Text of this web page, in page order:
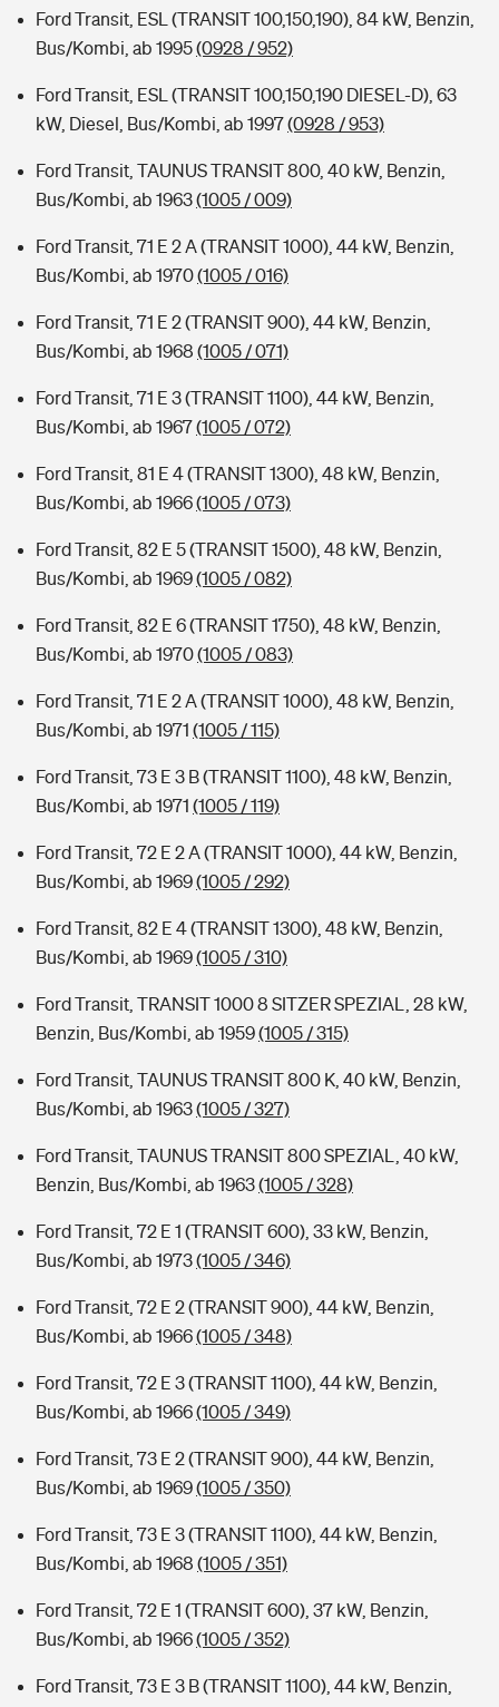
Ford Transit, ESL (TRANSIT 100,150,190), 84 kW, Benzin,
Bus/Kombi, ab 1995(0928 / 952)
Ford Transit, ESL (TRANSIT 100,150,190 DIESEL-D), 63
kW, Diesel, Bus/Kombi, ab 1997(0928 / 953)
Ford Transit, TAUNUS TRANSIT 800, 40 kW, Benzin,
Bus/Kombi, ab 1963(1005 / 009)
Ford Transit, 71 E 2 A (TRANSIT 1000), 44 kW, Benzin,
Bus/Kombi, ab 1970(1005 / 016)
Ford Transit, 71 E 2 (TRANSIT 900), 44 kW, Benzin,
Bus/Kombi, ab 1968 (1005 / 071)
Ford Transit, 71 E 3 (TRANSIT 1100), 44 kW, Benzin,
Bus/Kombi, ab 1967(1005 / 072)
Ford Transit, 81 E 4 (TRANSIT 1300), 48 kW, Benzin,
Bus/Kombi, ab 1966(1005 / 073)
Ford Transit, 82 E 5 (TRANSIT 1500), 48 kW, Benzin,
Bus/Kombi, ab 1969(1005 / 082)
Ford Transit, 82 E 6 (TRANSIT 1750), 48 kW, Benzin,
Bus/Kombi, ab 1970(1005 / 083)
Ford Transit, 71 E 2 A (TRANSIT 1000), 48 kW, Benzin,
Bus/Kombi, ab 1971 (1005 / 115)
Ford Transit, 73 E 3 B (TRANSIT 1100), 48 kW, Benzin,
Bus/Kombi, ab 1971 (1005 / 119)
Ford Transit, 72 E 2 A (TRANSIT 1000), 44 kW, Benzin,
Bus/Kombi, ab 1969(1005 / 292)
Ford Transit, 82 E 4 (TRANSIT 1300), 48 kW, Benzin,
Bus/Kombi, ab 1969(1005 / 310)
Ford Transit, TRANSIT 1000 8 SITZER SPEZIAL, 28 kW,
Benzin, Bus/Kombi, ab 1959(1005 / 315)
Ford Transit, TAUNUS TRANSIT 800 K, 40 kW, Benzin,
Bus/Kombi, ab 1963(1005 / 327)
Ford Transit, TAUNUS TRANSIT 800 SPEZIAL, 40 kW,
Benzin, Bus/Kombi, ab 1963(1005 / 328)
Ford Transit, 72 E 1 (TRANSIT 600), 33 kW, Benzin,
Bus/Kombi, ab 1973(1005 / 346)
Ford Transit, 72 E 2 (TRANSIT 900), 44 kW, Benzin,
Bus/Kombi, ab 1966(1005 / 348)
Ford Transit, 72 E 3 (TRANSIT 1100), 44 kW, Benzin,
Bus/Kombi, ab 1966(1005 / 349)
Ford Transit, 73 E 2 (TRANSIT 900), 44 kW, Benzin,
Bus/Kombi, ab 1969(1005 / 350)
Ford Transit, 73 E 3 (TRANSIT 1100), 44 kW, Benzin,
Bus/Kombi, ab 1968 (1005 / 351)
Ford Transit, 72 E 1 (TRANSIT 600), 37 kW, Benzin,
Bus/Kombi, ab 1966(1005 / 352)
Ford Transit, 73 E 3 B (TRANSIT 1100), 44 kW, Benzin,